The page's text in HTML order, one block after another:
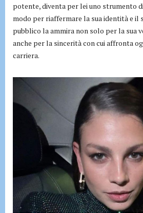
potente, diventa per lei uno strumento
modo per riaffermare la sua identità e il
pubblico la ammira non solo per la sua
anche per la sincerità con cui affronta
carriera.